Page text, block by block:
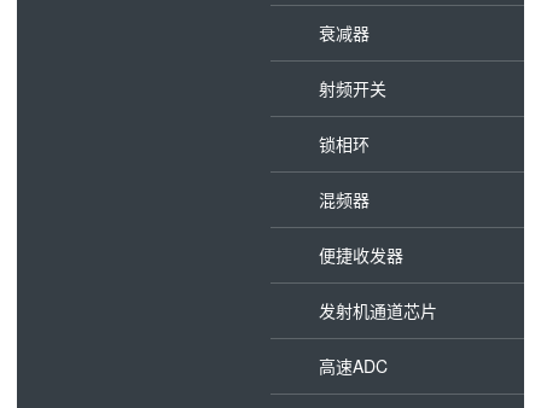
衰减器
射频开关
锁相环
混频器
便捷收发器
发射机通道芯片
高速ADC